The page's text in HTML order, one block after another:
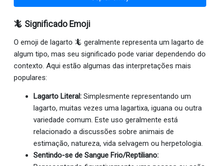
🦎 Significado Emoji
O emoji de lagarto 🦎 geralmente representa um lagarto de
algum tipo, mas seu significado pode variar dependendo do
contexto. Aqui estão algumas das interpretações mais
populares:
Lagarto Literal: Simplesmente representando um
lagarto, muitas vezes uma lagartixa, iguana ou outra
variedade comum. Este uso geralmente está
relacionado a discussões sobre animais de
estimação, natureza, vida selvagem ou herpetologia.
Sentindo-se de Sangue Frio/Reptiliano: